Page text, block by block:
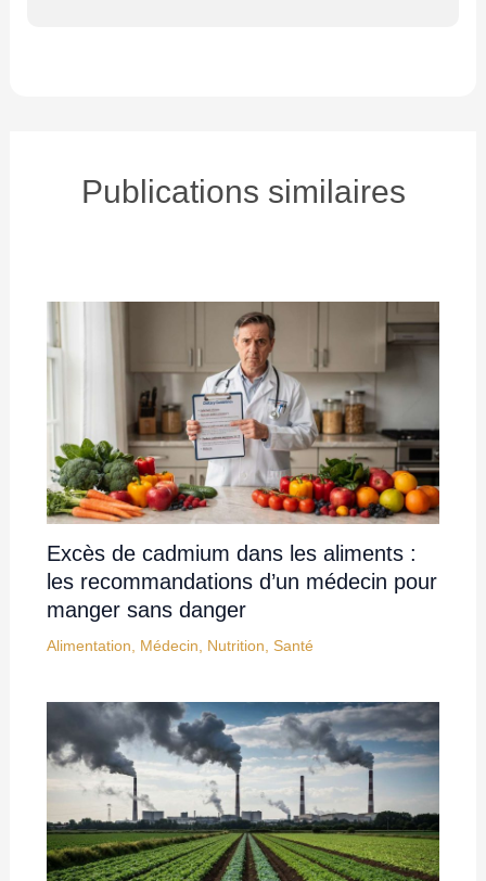
Publications similaires
Excès de cadmium dans les aliments :
les recommandations d’un médecin pour
manger sans danger
Alimentation, Médecin, Nutrition, Santé